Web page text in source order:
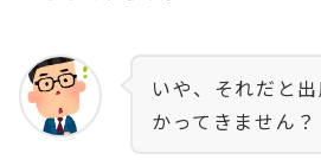
いや、それだと
かってきません？